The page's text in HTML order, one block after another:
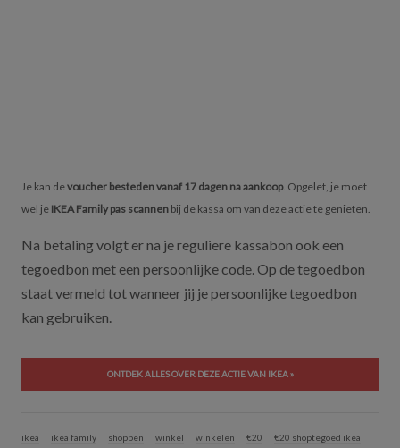
Je kan devoucher besteden vanaf 17 dagen na aankoop. Opgelet, je moet
wel je IKEA Family pas scannen bij de kassa om van deze actie te genieten.
Na betaling volgt er na je reguliere kassabon ook een
tegoedbon met een persoonlijke code. Op de tegoedbon
staat vermeld tot wanneer jij je persoonlijke tegoedbon
kan gebruiken.
ONTDEK ALLES OVER DEZE ACTIE VAN IKEA »
ikea ikea family shoppen winkel winkelen €20 €20 shoptegoed ikea